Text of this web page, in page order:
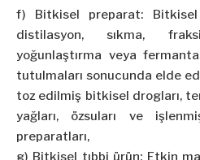
f) Bitkisel preparat: Bitkisel
distilasyon, sıkma,
yoğunlaştırma veya
tutulmaları sonucunda elde
toz edilmiş bitkisel drogları,
yağları, özsuları ve
preparatları,
g) Bitkisel tıbbi ürün: Etkin